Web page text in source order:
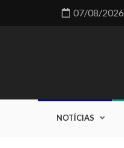
07/08/2026
NOTÍCIAS